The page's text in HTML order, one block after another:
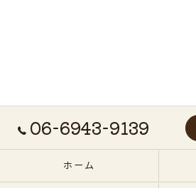
06-6943-9139
ホーム